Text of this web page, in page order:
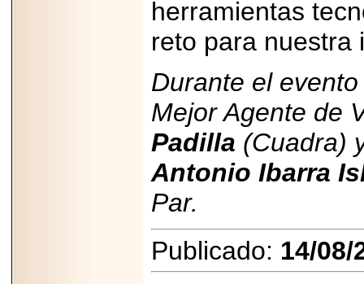
herramientas
reto para nuestra
Durante el
Mejor Agente de
Padilla (Cuadra)
Antonio Ibarra
Par.
Publicado: 14/08/